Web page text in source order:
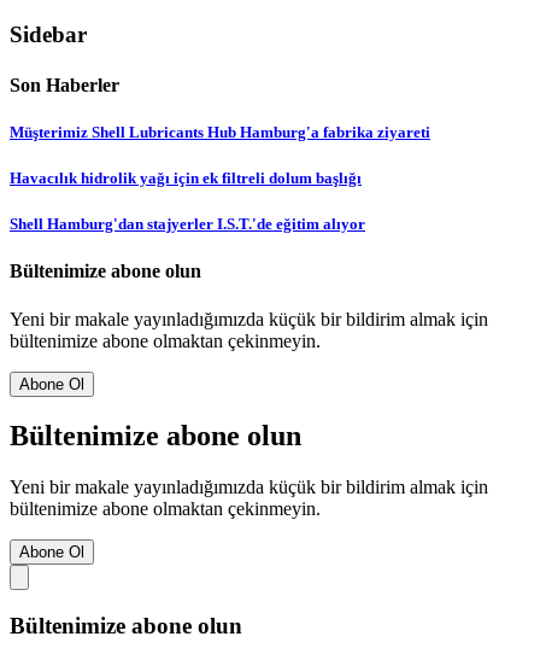
Sidebar
Son Haberler
Müşterimiz Shell Lubricants Hub Hamburg'a fabrika ziyareti
Havacılık hidrolik yağı için ek filtreli dolum başlığı
Shell Hamburg'dan stajyerler I.S.T.'de eğitim alıyor
Bültenimize abone olun
Yeni bir makale yayınladığımızda küçük bir bildirim almak için
bültenimize abone olmaktan çekinmeyin.
Abone Ol
Bültenimize abone olun
Yeni bir makale yayınladığımızda küçük bir bildirim almak için
bültenimize abone olmaktan çekinmeyin.
Abone Ol
Bültenimize abone olun